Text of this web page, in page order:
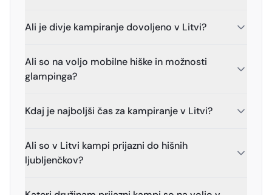
Ali je divje kampiranje dovoljeno v Litvi?
Ali so na voljo mobilne hiške in možnosti
glampinga?
Kdaj je najboljši čas za kampiranje v Litvi?
Ali so v Litvi kampi prijazni do hišnih
ljubljenčkov?